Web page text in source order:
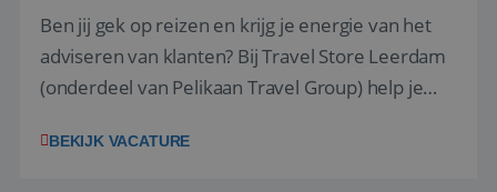
Ben jij gek op reizen en krijg je energie van het
adviseren van klanten? Bij Travel Store Leerdam
(onderdeel van Pelikaan Travel Group) help je
vinden. Samen maken we van elke reis een
BEKIJK VACATURE